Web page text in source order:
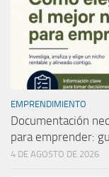
EMPRENDIMIENTO
Documentación
para emprender:
4 DE AGOSTO DE 2026